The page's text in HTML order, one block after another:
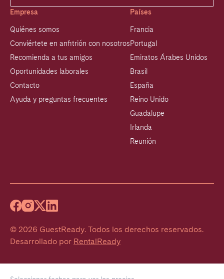
Empresa
Quiénes somos
Conviértete en anfitrión con nosotros
Recomienda a tus amigos
Oportunidades laborales
Contacto
Ayuda y preguntas frecuentes
Países
Francia
Portugal
Emiratos Árabes Unidos
Brasil
España
Reino Unido
Guadalupe
Irlanda
Reunión
© 2026 GuestReady. Todos los derechos reservados.
Desarrollado por RentalReady